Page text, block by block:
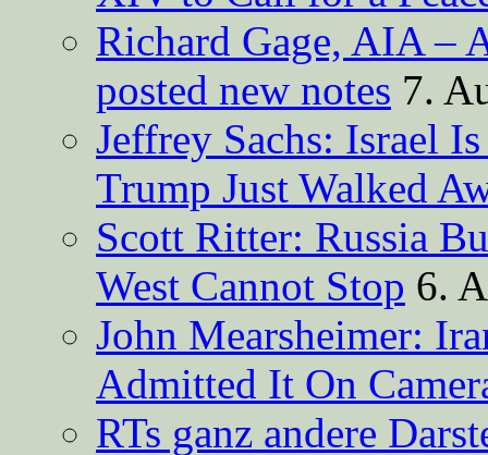
Richard Gage, AIA –
posted new notes 7.
Jeffrey Sachs: Israel
Trump Just Walked
Scott Ritter: Russia
West Cannot Stop 6.
John Mearsheimer:
Admitted It On
RTs ganz andere